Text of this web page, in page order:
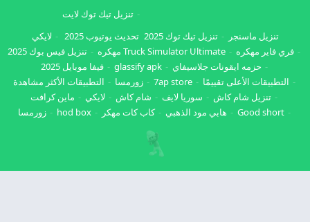
تنزيل ماسنجر تنزيل تيك توك 2025
تنزيل تيك توك لايت
تحديث يوتيوب 2025
لايكي
فري فاير مهكره
Truck Simulator Ultimate مهكره
تنزيل فيس بوك 2025
حزمه ايقونات جلاسيفاي
glassify apk
فيفا موبايل 2025
التطبيقات الأعلى تقييمًا
7ap store زورمسا
التطبيقات الأكثر مشاهدة
تنزيل شام كاش
سوريا لايف شام كاش لايكي
ماين كرافت
Good short
هابي مود الذهبي كاب كات مهكر hod box زورمسا